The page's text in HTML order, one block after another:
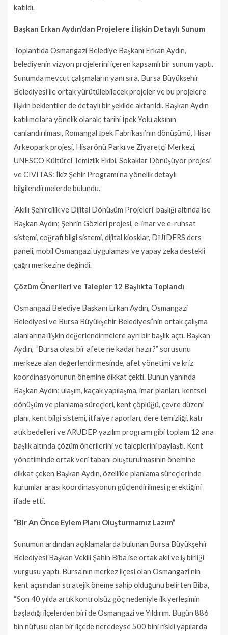
katıldı.
Başkan Erkan Aydın’dan Projelere İlişkin Detaylı Sunum
Toplantıda Osmangazi Belediye Başkanı Erkan Aydın,
belediyenin vizyon projelerini içeren kapsamlı bir sunum yaptı.
Sunumda mevcut çalışmaların yanı sıra, Bursa Büyükşehir
Belediyesi ile ortak yürütülebilecek projeler ve bu projelere
ilişkin beklentiler de detaylı bir şekilde aktarıldı. Başkan Aydın
katılımcılara yönelik olarak; tarihi İpek Yolu aksının
canlandırılması, Romangal İpek Fabrikası’nın dönüşümü, Hisar
Arkeopark projesi, Hisarönü Parkı ve Ziyaretçi Merkezi,
UNESCO Kültürel Temizlik Ekibi, Sokaklar Dönüşüyor projesi
ve CIVITAS: İkiz Şehir Programı’na yönelik detaylı
bilgilendirmelerde bulundu.
‘Akıllı Şehircilik ve Dijital Dönüşüm Projeleri’ başlığı altında ise
Başkan Aydın; Şehrin Gözleri projesi, e-imar ve e-ruhsat
sistemi, coğrafi bilgi sistemi, dijital kiosklar, DİJİDERS ders
paneli, mobil Osmangazi uygulaması ve yapay zeka destekli
çağrı merkezine değindi.
Çözüm Önerileri ve Talepler 12 Başlıkta Toplandı
Osmangazi Belediye Başkanı Erkan Aydın, Osmangazi
Belediyesi ve Bursa Büyükşehir Belediyesi’nin ortak çalışma
alanlarına ilişkin değerlendirmelere ayrı bir başlık açtı. Başkan
Aydın, “Bursa olası bir afete ne kadar hazır?” sorusunu
merkeze alan değerlendirmesinde, afet yönetimi ve kriz
koordinasyonunun önemine dikkat çekti. Bunun yanında
Başkan Aydın; ulaşım, kaçak yapılaşma, imar planları, kentsel
dönüşüm ve planlama süreçleri, kent çöplüğü, çevre düzeni
planı, kent bilgi sistemi, itfaiye raporları, dere temizliği, katı
atık bedelleri ve ARUDEP yazılım programı gibi toplam 12 ana
başlık altında çözüm önerilerini ve taleplerini paylaştı. Kent
yönetiminde ortak veri tabanı oluşturulmasının önemine
dikkat çeken Başkan Aydın, özellikle planlama süreçlerinde
kurumlar arası koordinasyonun güçlendirilmesi gerektiğini
ifade etti.
“Bir An Önce Eylem Planı Oluşturmamız Lazım”
Sunumun ardından açıklamalarda bulunan Bursa Büyükşehir
Belediyesi Başkan Vekili Şahin Biba ise ortak akıl ve iş birliği
vurgusu yaptı. Bursa’nın merkez ilçesi olan Osmangazi’nin
kent açısından stratejik öneme sahip olduğunu belirten Biba,
“Son 40 yılda artık kontrolsüz göç nedeniyle ilk yerleşimin
başladığı ilçelerden biri de Osmangazi ve Yıldırım. Bugün 886
bin nüfusu olan bir ilçede neredeyse 500 bini riskli yapılarda